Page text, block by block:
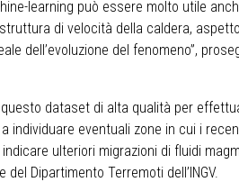
learning può essere molto utile
di velocità della caldera, aspetto
dell’evoluzione del fenomeno”,
dataset di alta qualità per
individuare eventuali zone in cui i
ulteriori migrazioni di fluidi
Dipartimento Terremoti dell’INGV.